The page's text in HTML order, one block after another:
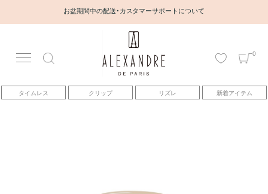
お盆期間中の配送・カスタマーサポートについて
0
タイムレス クリップ リズレ 新着アイテム
アカウント
アイテム